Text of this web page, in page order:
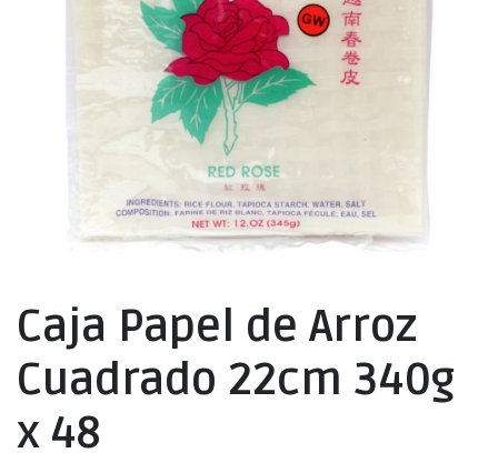
Caja Papel de Arroz
Cuadrado 22cm 340g
x 48